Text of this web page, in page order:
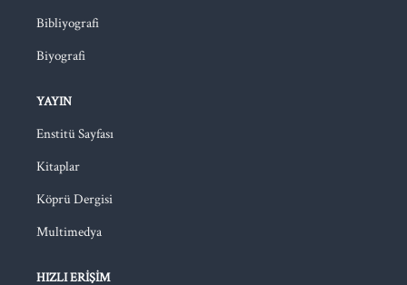
Bibliyografi
Biyografi
YAYIN
Enstitü Sayfası
Kitaplar
Köprü Dergisi
Multimedya
HIZLI ERIŞIM